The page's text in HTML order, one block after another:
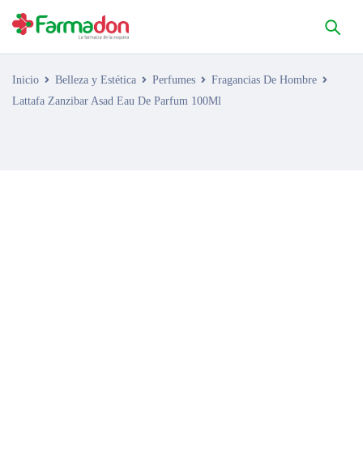
Inicio Belleza y Estética Perfumes
Fragancias De Hombre
Lattafa Zanzibar Asad Eau De Parfum 100Ml